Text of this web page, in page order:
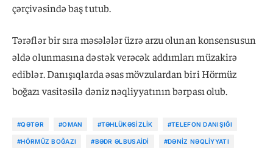
çərçivəsində baş tutub.
Tərəflər bir sıra məsələlər üzrə arzu olunan konsensusun
əldə olunmasına dəstək verəcək addımları müzakirə
ediblər. Danışıqlarda əsas mövzulardan biri Hörmüz
boğazı vasitəsilə dəniz nəqliyyatının bərpası olub.
#QƏTƏR #OMAN #TƏHLÜKƏSIZLIK #TELEFON DANIŞIĞI
#HÖRMÜZ BOĞAZI #BƏDR ƏLBUSAIDI #DƏNIZ NƏQLIYYATI